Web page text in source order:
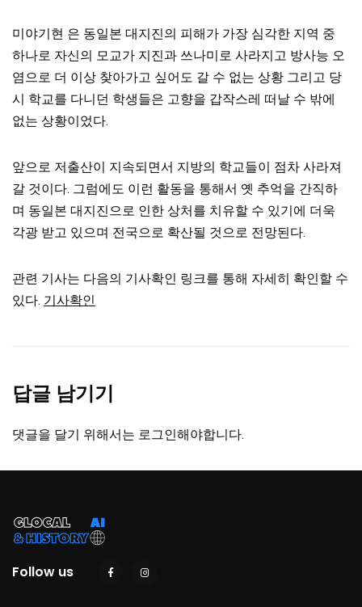
미야기현 은 동일본 대지진의 피해가 가장 심각한 지역 중
하나로 자신의 모교가 지진과 쓰나미로 사라지고 방사능 오
염으로 더 이상 찾아가고 싶어도 갈 수 없는 상황 그리고 당
시 학교를 다니던 학생들은 고향을 갑작스레 떠날 수 밖에
없는 상황이었다.
앞으로 저출산이 지속되면서 지방의 학교들이 점차 사라져
갈 것이다. 그럼에도 이런 활동을 통해서 옛 추억을 간직하
며 동일본 대지진으로 인한 상처를 치유할 수 있기에 더욱
각광 받고 있으며 전국으로 확산될 것으로 전망된다.
관련 기사는 다음의 기사확인 링크를 통해 자세히 확인할 수
있다. 기사확인
답글 남기기
댓글을 달기 위해서는 로그인해야합니다.
Follow us